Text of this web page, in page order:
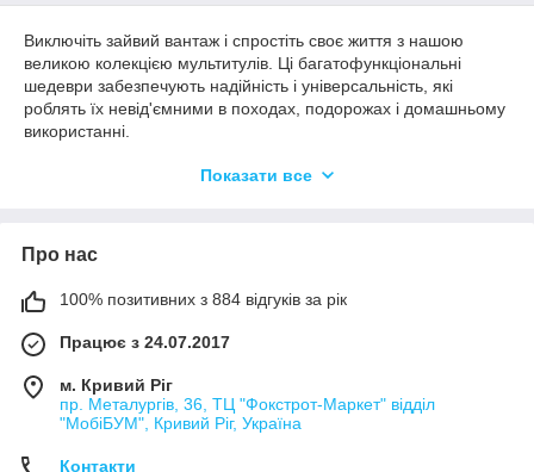
Виключіть зайвий вантаж і спростіть своє життя з нашою
великою колекцією мультитулів. Ці багатофункціональні
шедеври забезпечують надійність і універсальність, які
роблять їх невід'ємними в походах, подорожах і домашньому
використанні.
набір інструментів до одного компактного, легкого і зручного
рятувальник в екстрених ситуаціях і незамінний помічник у
Наші мультитули виготовлені з високоякісних матеріалів, що
забезпечують довговічність і міцність. Вони прості у
використанні і легко керовані, що робить їх придатними для
людей різного віку і рівнів досвіду.
Ми пропонуємо широкий асортимент мультитулів, які
підходять для різних цілей і потреб. Від простих наборів
інструментів до спеціалізованих моделей з просунутими
Показати все
Про нас
100% позитивних з 884 відгуків за рік
Працює з 24.07.2017
м. Кривий Ріг
пр. Металургів, 36, ТЦ "Фокстрот-Маркет" відділ
"МобіБУМ", Кривий Ріг, Україна
Контакти